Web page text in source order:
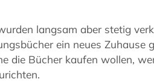
langsam aber stetig
ein neues Zuhause
die Bücher kaufen wollen,